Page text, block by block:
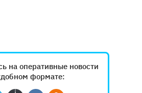
на оперативные новости
формате: